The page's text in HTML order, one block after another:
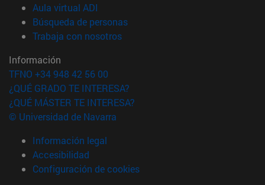
Aula virtual ADI
Búsqueda de personas(abre en nueva ventana)
Trabaja con nosotros(abre en nueva ventana)
Información
TFNO +34 948 42 56 00
¿QUÉ GRADO TE INTERESA?
¿QUÉ MÁSTER TE INTERESA?
© Universidad de Navarra
Información legal
Accesibilidad
Configuración de cookies